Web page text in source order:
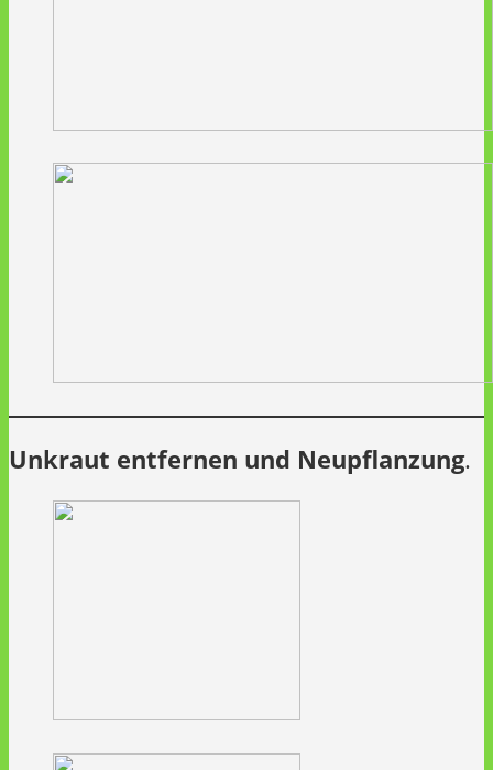
Unkraut entfernen und Neupflanzung.